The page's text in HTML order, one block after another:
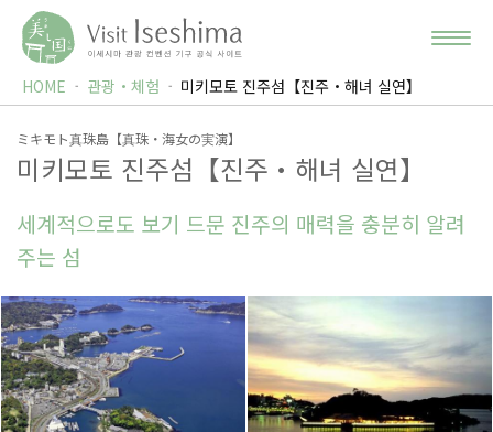
HOME 관광・체험 미키모토 진주섬【진주・해녀 실연】
ミキモト真珠島【真珠・海女の実演】
미키모토 진주섬【진주・해녀 실연】
세계적으로도 보기 드문 진주의 매력을 충분히 알려
주는 섬